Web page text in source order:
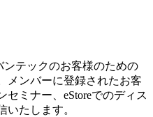
ンテックのお客様のための
メンバーに登録されたお客
ミナー、eStoreでのディス
いたします。